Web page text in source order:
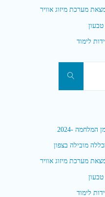
מערכת מיזוג אוויר
חפשו
-2024
מובילה בצפון
מערכת מיזוג אוויר